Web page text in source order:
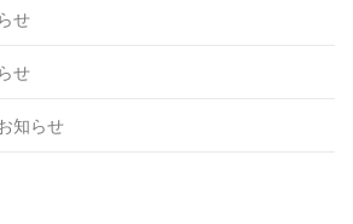
せ
せ
知らせ